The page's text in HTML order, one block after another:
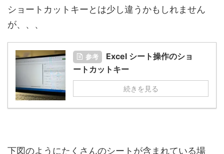
ショートカットキーとは少し違うかもしれません
が、、、
参考
Excel シート操作のショ
ートカットキー
続きを見る
下図のようにたくさんのシートが含まれている場